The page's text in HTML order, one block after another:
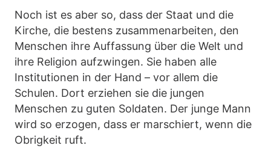
Noch ist es aber so, dass der Staat und die
Kirche, die bestens zusammenarbeiten, den
Menschen ihre Auffassung über die Welt und
ihre Religion aufzwingen. Sie haben alle
Institutionen in der Hand – vor allem die
Schulen. Dort erziehen sie die jungen
Menschen zu guten Soldaten. Der junge Mann
wird so erzogen, dass er marschiert, wenn die
Obrigkeit ruft.